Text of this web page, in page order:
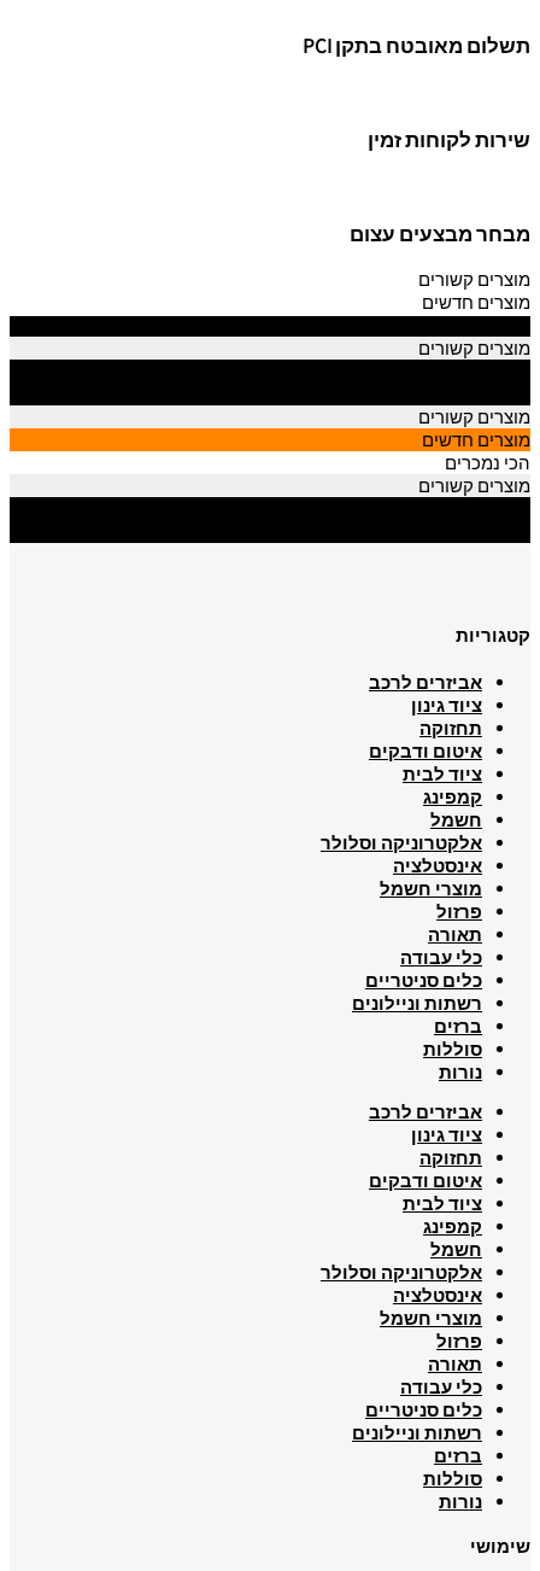
תשלום מאובטח בתקן PCI
שירות לקוחות זמין
מבחר מבצעים עצום
מוצרים קשורים
מוצרים חדשים
מוצרים קשורים
מוצרים קשורים
מוצרים חדשים
הכי נמכרים
מוצרים קשורים
קטגוריות
אביזרים לרכב
ציוד גינון
תחזוקה
איטום ודבקים
ציוד לבית
קמפינג
חשמל
אלקטרוניקה וסלולר
אינסטלציה
מוצרי חשמל
פרזול
תאורה
כלי עבודה
כלים סניטריים
רשתות וניילונים
ברזים
סוללות
נורות
אביזרים לרכב
ציוד גינון
תחזוקה
איטום ודבקים
ציוד לבית
קמפינג
חשמל
אלקטרוניקה וסלולר
אינסטלציה
מוצרי חשמל
פרזול
תאורה
כלי עבודה
כלים סניטריים
רשתות וניילונים
ברזים
סוללות
נורות
שימושי